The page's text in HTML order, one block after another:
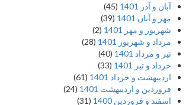
آبان و آذر 1401
(45)
مهر و آبان 1401
(39)
شهریور و مهر 1401
(2)
مرداد و شهریور 1401
(28)
تیر و مرداد 1401
(40)
خرداد و تیر 1401
(33)
اردیبهشت و خرداد 1401
(61)
فروردین و اردیبهشت 1401
(24)
اسفند و فروردین 1400
(31)